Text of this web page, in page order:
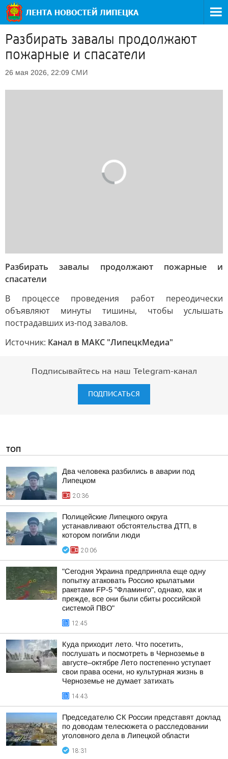
Разбирать завалы продолжают
пожарные и спасатели
26 мая 2026, 22:09 СМИ
Разбирать завалы продолжают пожарные и
спасатели
В процессе проведения работ переодически
объявляют минуты тишины, чтобы услышать
пострадавших из-под завалов.
Источник: Канал в МАКС "ЛипецкМедиа"
Подписывайтесь на наш Telegram-канал
ПОДПИСАТЬСЯ
ТОП
Два человека разбились в аварии под
Липецком
20:36
Полицейские Липецкого округа
устанавливают обстоятельства ДТП, в
котором погибли люди
20:06
"Сегодня Украина предприняла еще одну
попытку атаковать Россию крылатыми
ракетами FP-5 "Фламинго", однако, как и
прежде, все они были сбиты российской
системой ПВО"
12:45
Куда приходит лето. Что посетить,
послушать и посмотреть в Черноземье в
августе–октябре Лето постепенно уступает
свои права осени, но культурная жизнь в
Черноземье не думает затихать
14:43
Председателю СК России представят доклад
по доводам телесюжета о расследовании
уголовного дела в Липецкой области
18:31